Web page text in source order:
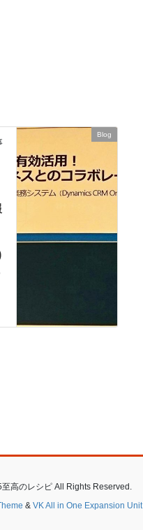
Blog
高のレシピ All Rights Reserved.
& VK All in One Expansion Unit